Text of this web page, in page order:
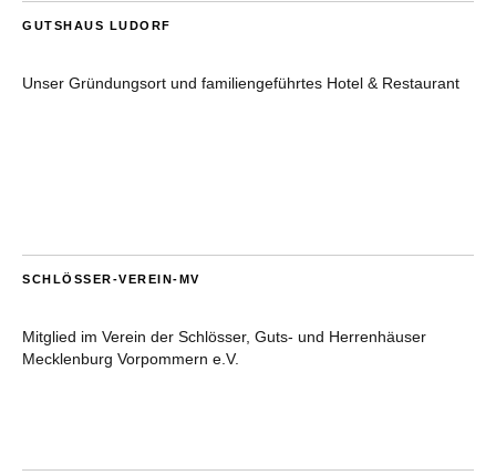
GUTSHAUS LUDORF
Unser Gründungsort und familiengeführtes Hotel & Restaurant
SCHLÖSSER-VEREIN-MV
Mitglied im Verein der Schlösser, Guts- und Herrenhäuser
Mecklenburg Vorpommern e.V.